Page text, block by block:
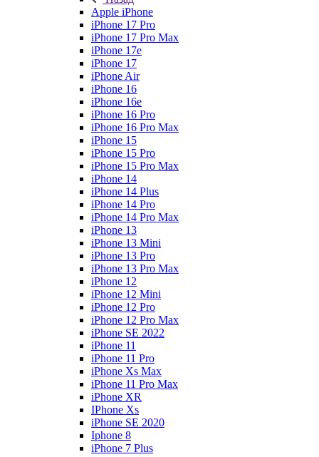
Apple iPhone
iPhone 17 Pro
iPhone 17 Pro Max
iPhone 17e
iPhone 17
iPhone Air
iPhone 16
iPhone 16e
iPhone 16 Pro
iPhone 16 Pro Max
iPhone 15
iPhone 15 Pro
iPhone 15 Pro Max
iPhone 14
iPhone 14 Plus
iPhone 14 Pro
iPhone 14 Pro Max
iPhone 13
iPhone 13 Mini
iPhone 13 Pro
iPhone 13 Pro Max
iPhone 12
iPhone 12 Mini
iPhone 12 Pro
iPhone 12 Pro Max
iPhone SE 2022
iPhone 11
iPhone 11 Pro
iPhone Xs Max
iPhone 11 Pro Max
iPhone XR
IPhone Xs
iPhone SE 2020
Iphone 8
iPhone 7 Plus